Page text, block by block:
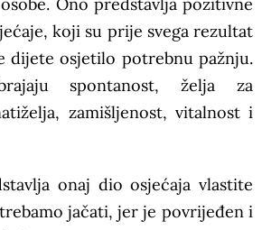
Ono predstavlja pozitivne
koji su prije svega rezultat
dijete osjetilo potrebnu pažnju.
spontanost, želja za
zamišljenost, vitalnost i
onaj dio osjećaja vlastite
jačati, jer je povrijeđen i